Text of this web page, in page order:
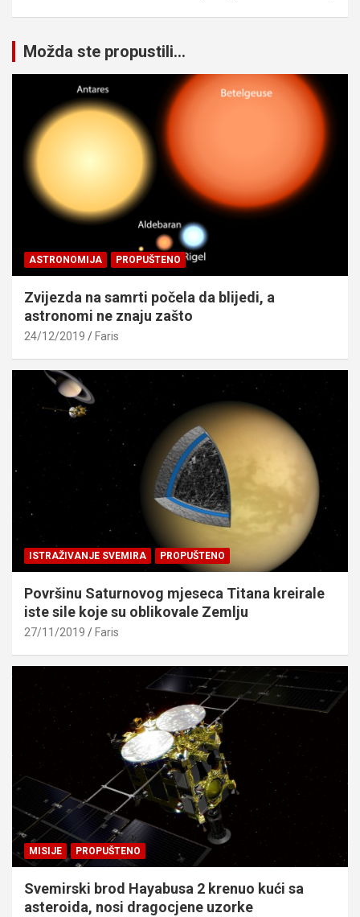
Možda ste propustili...
ASTRONOMIJA PROPUŠTENO
Zvijezda na samrti počela da blijedi, a
astronomi ne znaju zašto
24/12/2019 Faris
ISTRAŽIVANJE SVEMIRA PROPUŠTENO
Površinu Saturnovog mjeseca Titana kreirale
iste sile koje su oblikovale Zemlju
27/11/2019 Faris
MISIJE PROPUŠTENO
Svemirski brod Hayabusa 2 krenuo kući sa
asteroida, nosi dragocjene uzorke